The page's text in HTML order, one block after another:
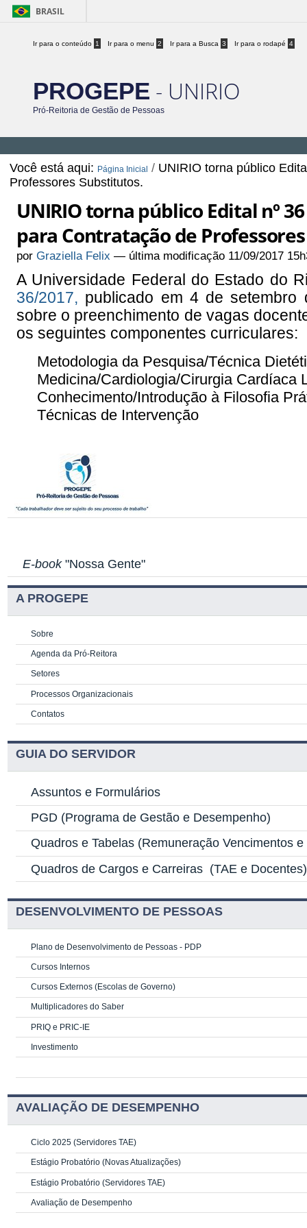
BRASIL
Ir para o conteúdo 1 Ir para o menu 2 Ir para a Busca 3 Ir para o rodapé 4
PROGEPE - UNIRIO
Pró-Reitoria de Gestão de Pessoas
Você está aqui: Página Inicial / UNIRIO torna público
Professores Substitutos.
UNIRIO torna público Edital nº
para Contratação de
porGraziella Felix — última modificação 11/09/2017
A Universidade Federal do Estado do
36/2017, publicado em 4 de
sobre o preenchimento de vagas
os seguintes componentes curriculares:
Metodologia da Pesquisa/Técnica
Medicina/Cardiologia/Cirurgia Cardíaca
Conhecimento/Introdução à Filosofia
Técnicas de Intervenção
E-book"Nossa Gente"
A PROGEPE
Sobre
Agenda da Pró-Reitora
Setores
Processos Organizacionais
Contatos
GUIA DO SERVIDOR
Assuntos e Formulários
PGD (Programa de Gestão e Desempenho)
Quadros e Tabelas (Remuneração Vencimentos
Quadros de Cargos e Carreiras (TAE e Docentes)
DESENVOLVIMENTO DE PESSOAS
Plano de Desenvolvimento de Pessoas - PDP
Cursos Internos
Cursos Externos (Escolas de Governo)
Multiplicadores do Saber
PRIQ e PRIC-IE
Investimento
AVALIAÇÃO DE DESEMPENHO
Ciclo 2025 (Servidores TAE)
Estágio Probatório (Novas Atualizações)
Estágio Probatório (Servidores TAE)
Avaliação de Desempenho